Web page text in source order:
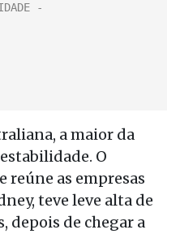
a maior da
O
reúne as empresas
teve leve alta de
depois de chegar a